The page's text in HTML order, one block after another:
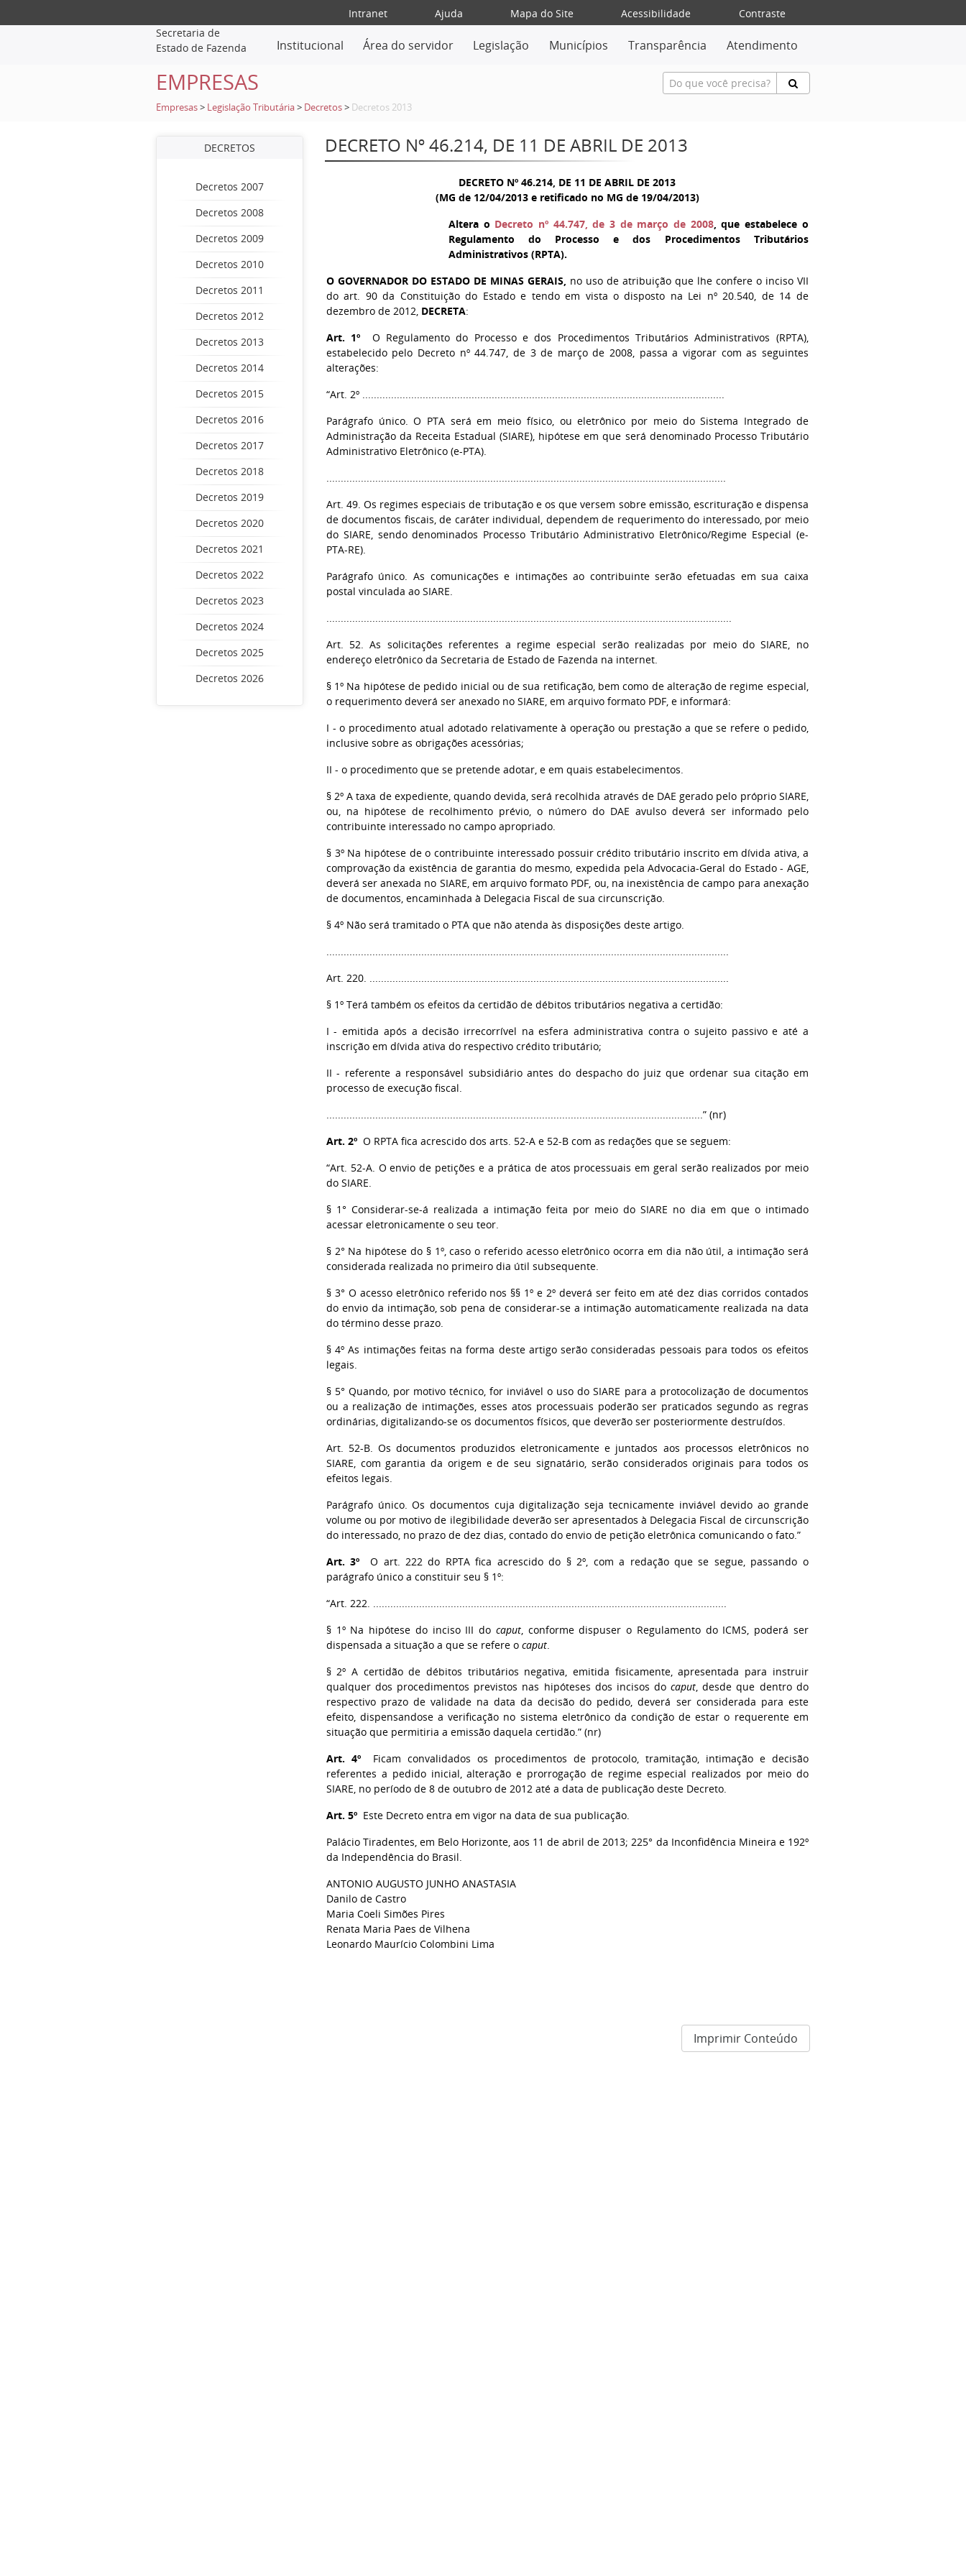
Intranet Ajuda Mapa do Site Acessibilidade
Contraste
Secretaria de
Estado de Fazenda
Institucional Área do servidor Legislação Municípios Transparência Atendimento
EMPRESAS
Empresas > Legislação Tributária > Decretos > Decretos 2013
DECRETOS
Decretos 2007
Decretos 2008
Decretos 2009
Decretos 2010
Decretos 2011
Decretos 2012
Decretos 2013
Decretos 2014
Decretos 2015
Decretos 2016
Decretos 2017
Decretos 2018
Decretos 2019
Decretos 2020
Decretos 2021
Decretos 2022
Decretos 2023
Decretos 2024
Decretos 2025
Decretos 2026
DECRETO Nº 46.214, DE 11 DE ABRIL DE 2013
DECRETO Nº 46.214, DE 11 DE ABRIL DE 2013
(MG de 12/04/2013 e retificado no MG de 19/04/2013)
Altera o Decreto nº 44.747, de 3 de março de 2008, que estabelece o
Regulamento do Processo e dos Procedimentos Tributários
Administrativos (RPTA).
O GOVERNADOR DO ESTADO DE MINAS GERAIS, no uso de atribuição que lhe confere o inciso VII
do art. 90 da Constituição do Estado e tendo em vista o disposto na Lei nº 20.540, de 14 de
dezembro de 2012, DECRETA:
Art. 1º O Regulamento do Processo e dos Procedimentos Tributários Administrativos (RPTA),
estabelecido pelo Decreto nº 44.747, de 3 de março de 2008, passa a vigorar com as seguintes
alterações:
“Art. 2º ..............................................................................................................................
Parágrafo único. O PTA será em meio físico, ou eletrônico por meio do Sistema Integrado de
Administração da Receita Estadual (SIARE), hipótese em que será denominado Processo Tributário
Administrativo Eletrônico (e-PTA).
...........................................................................................................................................
Art. 49. Os regimes especiais de tributação e os que versem sobre emissão, escrituração e dispensa
de documentos fiscais, de caráter individual, dependem de requerimento do interessado, por meio
do SIARE, sendo denominados Processo Tributário Administrativo Eletrônico/Regime Especial (e-
PTA-RE).
Parágrafo único. As comunicações e intimações ao contribuinte serão efetuadas em sua caixa
postal vinculada ao SIARE.
.............................................................................................................................................
Art. 52. As solicitações referentes a regime especial serão realizadas por meio do SIARE, no
endereço eletrônico da Secretaria de Estado de Fazenda na internet.
§ 1º Na hipótese de pedido inicial ou de sua retificação, bem como de alteração de regime especial,
o requerimento deverá ser anexado no SIARE, em arquivo formato PDF, e informará:
I - o procedimento atual adotado relativamente à operação ou prestação a que se refere o pedido,
inclusive sobre as obrigações acessórias;
II - o procedimento que se pretende adotar, e em quais estabelecimentos.
§ 2º A taxa de expediente, quando devida, será recolhida através de DAE gerado pelo próprio SIARE,
ou, na hipótese de recolhimento prévio, o número do DAE avulso deverá ser informado pelo
contribuinte interessado no campo apropriado.
§ 3º Na hipótese de o contribuinte interessado possuir crédito tributário inscrito em dívida ativa, a
comprovação da existência de garantia do mesmo, expedida pela Advocacia-Geral do Estado - AGE,
deverá ser anexada no SIARE, em arquivo formato PDF, ou, na inexistência de campo para anexação
de documentos, encaminhada à Delegacia Fiscal de sua circunscrição.
§ 4º Não será tramitado o PTA que não atenda às disposições deste artigo.
............................................................................................................................................
Art. 220. .............................................................................................................................
§ 1º Terá também os efeitos da certidão de débitos tributários negativa a certidão:
I - emitida após a decisão irrecorrível na esfera administrativa contra o sujeito passivo e até a
inscrição em dívida ativa do respectivo crédito tributário;
II - referente a responsável subsidiário antes do despacho do juiz que ordenar sua citação em
processo de execução fiscal.
...................................................................................................................................” (nr)
Art. 2ºO RPTA fica acrescido dos arts. 52-A e 52-B com as redações que se seguem:
“Art. 52-A. O envio de petições e a prática de atos processuais em geral serão realizados por meio
do SIARE.
§ 1° Considerar-se-á realizada a intimação feita por meio do SIARE no dia em que o intimado
acessar eletronicamente o seu teor.
§ 2° Na hipótese do § 1º, caso o referido acesso eletrônico ocorra em dia não útil, a intimação será
considerada realizada no primeiro dia útil subsequente.
§ 3° O acesso eletrônico referido nos §§ 1º e 2º deverá ser feito em até dez dias corridos contados
do envio da intimação, sob pena de considerar-se a intimação automaticamente realizada na data
do término desse prazo.
§ 4º As intimações feitas na forma deste artigo serão consideradas pessoais para todos os efeitos
legais.
§ 5° Quando, por motivo técnico, for inviável o uso do SIARE para a protocolização de documentos
ou a realização de intimações, esses atos processuais poderão ser praticados segundo as regras
ordinárias, digitalizando-se os documentos físicos, que deverão ser posteriormente destruídos.
Art. 52-B. Os documentos produzidos eletronicamente e juntados aos processos eletrônicos no
SIARE, com garantia da origem e de seu signatário, serão considerados originais para todos os
efeitos legais.
Parágrafo único. Os documentos cuja digitalização seja tecnicamente inviável devido ao grande
volume ou por motivo de ilegibilidade deverão ser apresentados à Delegacia Fiscal de circunscrição
do interessado, no prazo de dez dias, contado do envio de petição eletrônica comunicando o fato.”
Art. 3º O art. 222 do RPTA fica acrescido do § 2º, com a redação que se segue, passando o
parágrafo único a constituir seu § 1º:
“Art. 222. ...........................................................................................................................
§ 1º Na hipótese do inciso III do caput, conforme dispuser o Regulamento do ICMS, poderá ser
dispensada a situação a que se refere o caput.
§ 2º A certidão de débitos tributários negativa, emitida fisicamente, apresentada para instruir
qualquer dos procedimentos previstos nas hipóteses dos incisos docaput, desde que dentro do
respectivo prazo de validade na data da decisão do pedido, deverá ser considerada para este
efeito, dispensandose a verificação no sistema eletrônico da condição de estar o requerente em
situação que permitiria a emissão daquela certidão.” (nr)
Art. 4ºFicam convalidados os procedimentos de protocolo, tramitação, intimação e decisão
referentes a pedido inicial, alteração e prorrogação de regime especial realizados por meio do
SIARE, no período de 8 de outubro de 2012 até a data de publicação deste Decreto.
Art. 5ºEste Decreto entra em vigor na data de sua publicação.
Palácio Tiradentes, em Belo Horizonte, aos 11 de abril de 2013; 225° da Inconfidência Mineira e 192º
da Independência do Brasil.
ANTONIO AUGUSTO JUNHO ANASTASIA
Danilo de Castro
Maria Coeli Simões Pires
Renata Maria Paes de Vilhena
Leonardo Maurício Colombini Lima
Imprimir Conteúdo